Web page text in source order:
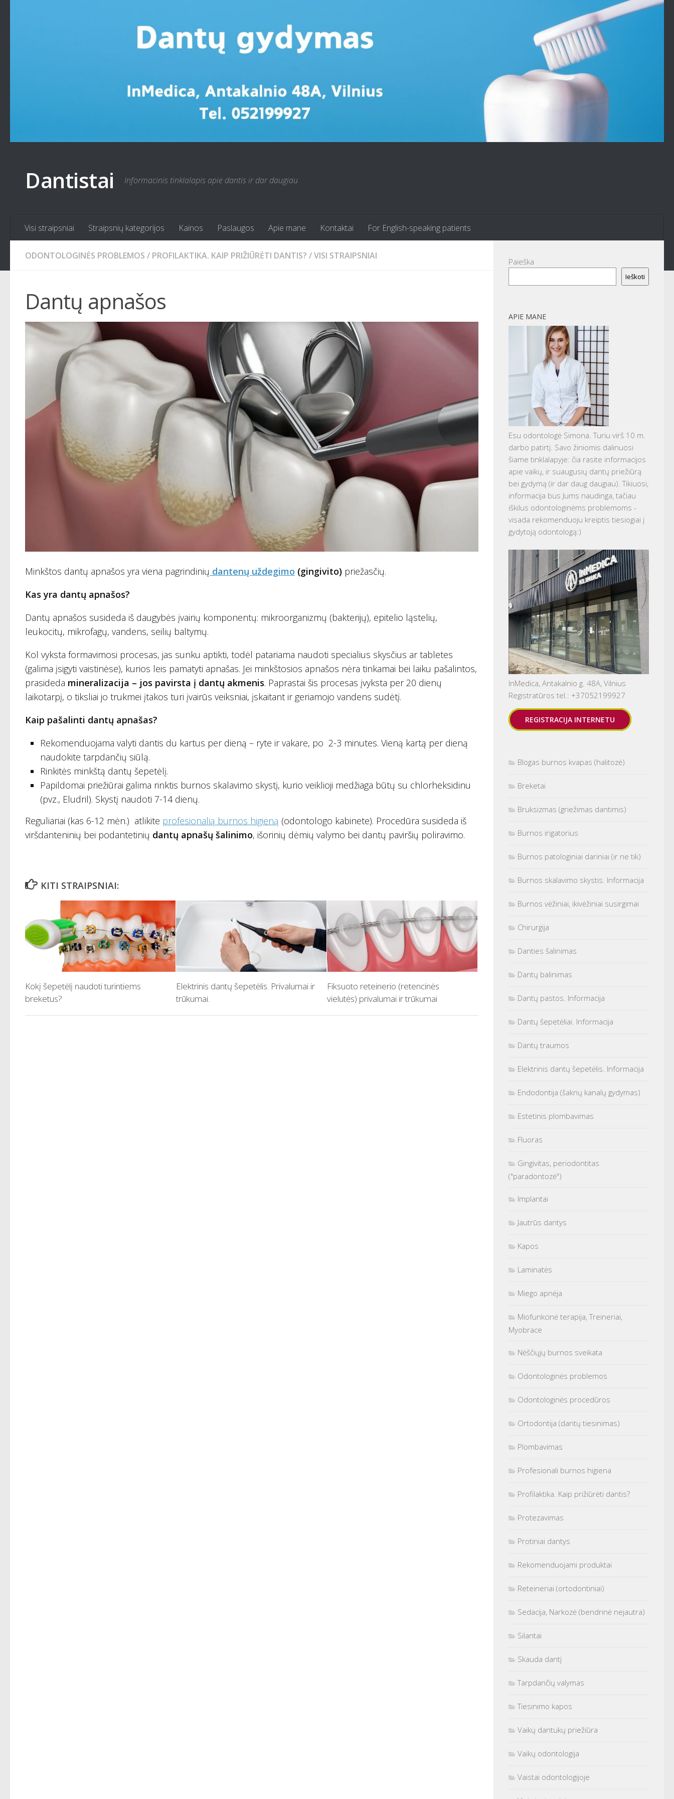
Dantistai Informacinis tinklalapis apie dantis ir dar daugiau
Visi straipsniai Straipsnių kategorijos Kainos Paslaugos Apie mane Kontaktai For English-speaking patients
ODONTOLOGINĖS PROBLEMOS / PROFILAKTIKA. KAIP PRIŽIŪRĖTI DANTIS? /VISI STRAIPSNIAI
Dantų apnašos
Minkštos dantų apnašos yra viena pagrindinių dantenų uždegimo (gingivito) priežasčių.
Kas yra dantų apnašos?
Dantų apnašos susideda iš daugybės įvairių komponentų: mikroorganizmų (bakterijų), epitelio ląstelių,
leukocitų, mikrofagų, vandens, seilių baltymų.
Kol vyksta formavimosi procesas, jas sunku aptikti, todėl patariama naudoti specialius skysčius ar tabletes
(galima įsigyti vaistinėse), kurios leis pamatyti apnašas. Jei minkštosios apnašos nėra tinkamai bei laiku pašalintos,
prasideda mineralizacija – jos pavirsta į dantų akmenis. Paprastai šis procesas įvyksta per 20 dienų
laikotarpį, o tiksliai jo trukmei įtakos turi įvairūs veiksniai, įskaitant ir geriamojo vandens sudėtį.
Kaip pašalinti dantų apnašas?
Rekomenduojama valyti dantis du kartus per dieną – ryte ir vakare, po 2-3 minutes. Vieną kartą per dieną
naudokite tarpdančių siūlą.
Rinkitės minkštą dantų šepetėlį.
Papildomai priežiūrai galima rinktis burnos skalavimo skystį, kurio veiklioji medžiaga būtų su chlorheksidinu
(pvz., Eludril). Skystį naudoti 7-14 dienų.
Reguliariai (kas 6-12 mėn.) atlikite profesionalią burnos higieną (odontologo kabinete). Procedūra susideda iš
viršdanteninių bei podantetinių dantų apnašų šalinimo, išorinių dėmių valymo bei dantų paviršių poliravimo.
KITI STRAIPSNIAI:
Kokį šepetėlį naudoti turintiems
breketus?
Elektrinis dantų šepetėlis. Privalumai ir
trūkumai.
Fiksuoto reteinerio (retencinės
vielutės) privalumai ir trūkumai
Paieška
Ieškoti
APIE MANE
Esu odontologė Simona. Turiu virš 10 m.
darbo patirtį. Savo žiniomis dalinuosi
šiame tinklalapyje: čia rasite informacijos
apie vaikų, ir suaugusių dantų priežiūrą
bei gydymą (ir dar daug daugiau). Tikiuosi,
informacija bus Jums naudinga, tačiau
iškilus odontologinėms problemoms -
visada rekomenduoju kreiptis tiesiogiai į
gydytoją odontologą:)
InMedica, Antakalnio g. 48A, Vilnius
Registratūros tel.: +37052199927
REGISTRACIJA INTERNETU
Blogas burnos kvapas (halitozė)
Breketai
Bruksizmas (griežimas dantimis)
Burnos irigatorius
Burnos patologiniai dariniai (ir ne tik)
Burnos skalavimo skystis. Informacija
Burnos vėžiniai, ikivėžiniai susirgimai
Chirurgija
Danties šalinimas
Dantų balinimas
Dantų pastos. Informacija
Dantų šepetėliai. Informacija
Dantų traumos
Elektrinis dantų šepetėlis. Informacija
Endodontija (šaknų kanalų gydymas)
Estetinis plombavimas
Fluoras
Gingivitas, periodontitas
("paradontozė")
Implantai
Jautrūs dantys
Kapos
Laminatės
Miego apnėja
Miofunkcinė terapija, Treineriai,
Myobrace
Nėščiųjų burnos sveikata
Odontologinės problemos
Odontologinės procedūros
Ortodontija (dantų tiesinimas)
Plombavimas
Profesionali burnos higiena
Profilaktika. Kaip prižiūrėti dantis?
Protezavimas
Protiniai dantys
Rekomenduojami produktai
Reteineriai (ortodontiniai)
Sedacija, Narkozė (bendrinė nejautra)
Silantai
Skauda dantį
Tarpdančių valymas
Tiesinimo kapos
Vaikų dantukų priežiūra
Vaikų odontologija
Vaistai odontologijoje